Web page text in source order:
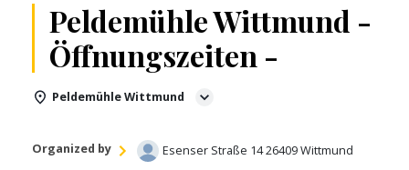
Peldemühle Wittmund -
Öffnungszeiten -
Peldemühle Wittmund
Organized by Esenser Straße 14 26409 Wittmund